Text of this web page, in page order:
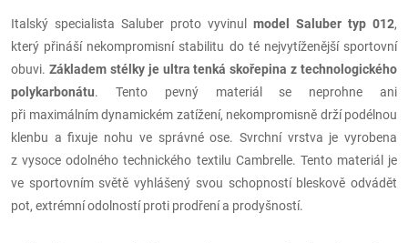
Italský specialista Saluber proto vyvinul model Saluber typ 012,
který přináší nekompromisní stabilitu do té nejvytíženější sportovní
obuvi. Základem stélky je ultra tenká skořepina z technologického
polykarbonátu. Tento pevný materiál se neprohne ani
při maximálním dynamickém zatížení, nekompromisně drží podélnou
klenbu a fixuje nohu ve správné ose. Svrchní vrstva je vyrobena
z vysoce odolného technického textilu Cambrelle. Tento materiál je
ve sportovním světě vyhlášený svou schopností bleskově odvádět
pot, extrémní odolností proti prodření a prodyšností.